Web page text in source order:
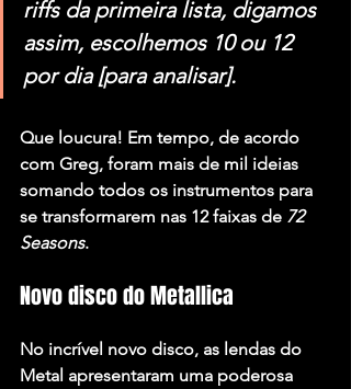
riffs da primeira lista, digamos
assim, escolhemos 10 ou 12
por dia [para analisar].
Que loucura! Em tempo, de acordo
com Greg, foram mais de mil ideias
somando todos os instrumentos para
se transformarem nas 12 faixas de 72
Seasons.
Novo disco do Metallica
No incrível novo disco, as lendas do
Metal apresentaram uma poderosa